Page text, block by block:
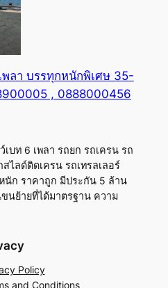
พลา บรรทุกหนักพิเศษ 35-
, 0888000456
เบท 6 เพลา รถยก รถเครน รถ
ไลด์ติดเครน รถเทรลเลอร์
นัก ราคาถูก มีประกัน 5 ล้าน
นย้ายที่ได้มาตรฐาน ความ
Policy
and Conditions